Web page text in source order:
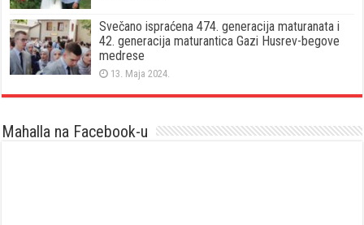
Svečano ispraćena 474. generacija maturanata i
42. generacija maturantica Gazi Husrev-begove
medrese
13. Maja 2024.
Mahalla na Facebook-u